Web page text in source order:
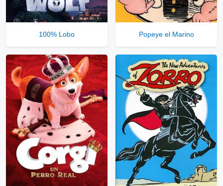
100% Lobo Popeye el Marino